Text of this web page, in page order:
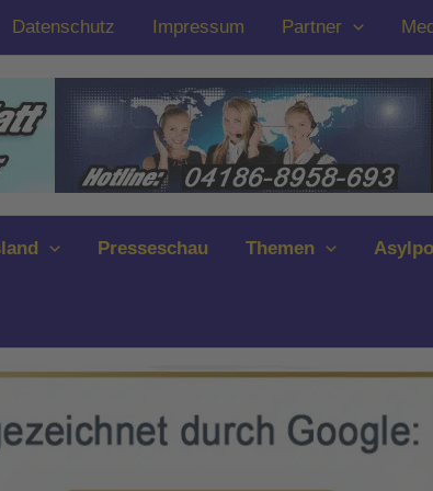
Datenschutz Impressum Partner
Presseschau Themen